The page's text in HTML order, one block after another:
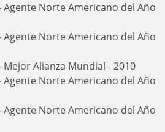
Agente Norte Americano del Año
Agente Norte Americano del Año
Alianza Mundial - 2010
Agente Norte Americano del Año
Agente Norte Americano del Año